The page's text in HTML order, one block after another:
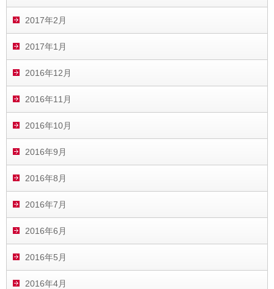
2017年2月
2017年1月
2016年12月
2016年11月
2016年10月
2016年9月
2016年8月
2016年7月
2016年6月
2016年5月
2016年4月